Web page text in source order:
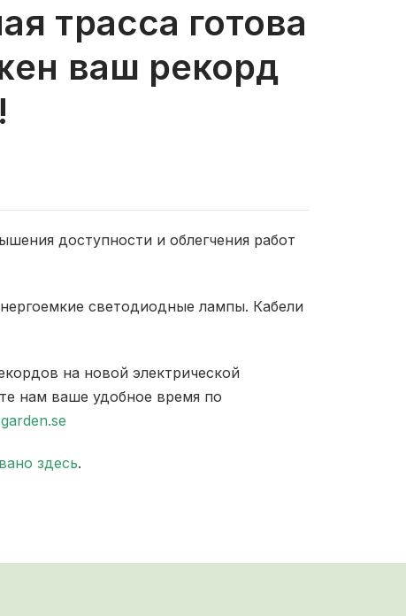
трасса готова
ваш рекорд
доступности и облегчения работ
светодиодные лампы. Кабели
на новой электрической
нам ваше удобное время по
здесь.